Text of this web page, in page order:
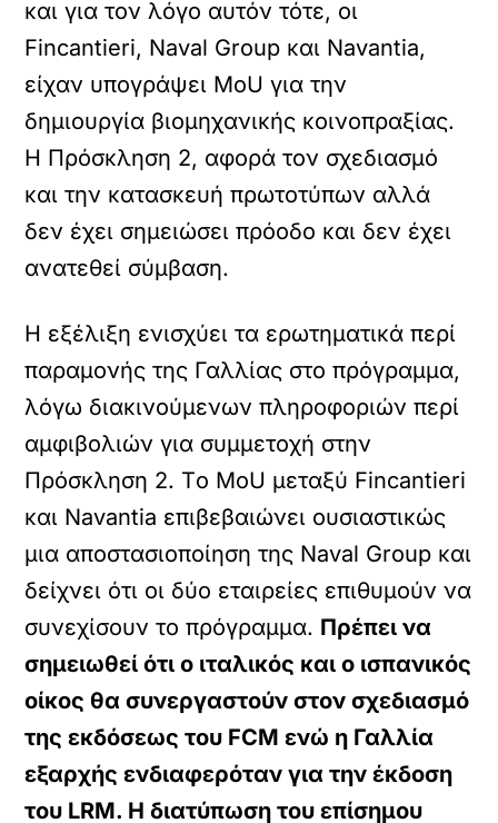
και για τον λόγο αυτόν τότε, οι
Fincantieri, Naval Group και Navantia,
είχαν υπογράψει MoU για την
δημιουργία βιομηχανικής κοινοπραξίας.
Η Πρόσκληση 2, αφορά τον σχεδιασμό
και την κατασκευή πρωτοτύπων αλλά
δεν έχει σημειώσει πρόοδο και δεν έχει
ανατεθεί σύμβαση.
Η εξέλιξη ενισχύει τα ερωτηματικά περί
παραμονής της Γαλλίας στο πρόγραμμα,
λόγω διακινούμενων πληροφοριών περί
αμφιβολιών για συμμετοχή στην
Πρόσκληση 2. Tο MoU μεταξύ Fincantieri
και Navantia επιβεβαιώνει ουσιαστικώς
μια αποστασιοποίηση της Naval Group και
δείχνει ότι οι δύο εταιρείες επιθυμούν να
συνεχίσουν το πρόγραμμα. Πρέπει να
σημειωθεί ότι ο ιταλικός και ο ισπανικός
οίκος θα συνεργαστούν στον σχεδιασμό
της εκδόσεως του FCM ενώ η Γαλλία
εξαρχής ενδιαφερόταν για την έκδοση
του LRM. Η διατύπωση του επίσημου